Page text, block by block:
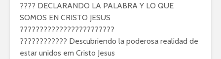
???? DECLARANDO LA PALABRA Y LO QUE
SOMOS EN CRISTO JESUS
????????????????????????
???????????? Descubriendo la poderosa realidad de
estar unidos em Cristo Jesus